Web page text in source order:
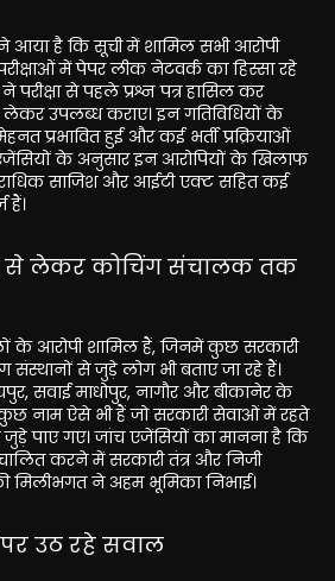
है कि सूची में शामिल सभी आरोपी
में पेपर लीक नेटवर्क का हिस्सा रहे
परीक्षा से पहले प्रश्न पत्र हासिल कर
लेकर उपलब्ध कराए। इन गतिविधियों के
प्रभावित हुई और कई भर्ती प्रक्रियाओं
के अनुसार इन आरोपियों के खिलाफ
साजिश और आईटी एक्ट सहित कई
हैं।
से लेकर कोचिंग संचालक तक
के आरोपी शामिल हैं, जिनमें कुछ सरकारी
संस्थानों से जुड़े लोग भी बताए जा रहे हैं।
सवाई माधोपुर, नागौर और बीकानेर के
नाम ऐसे भी हैं जो सरकारी सेवाओं में रहते
से जुड़े पाए गए। जांच एजेंसियों का मानना है कि
करने में सरकारी तंत्र और निजी
ने अहम भूमिका निभाई।
उठ रहे सवाल